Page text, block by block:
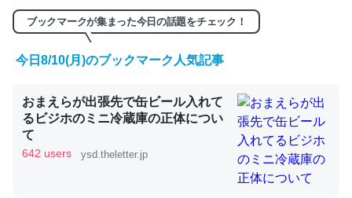
くらい。小説でいう「ずっと前の伏線」は回収されないけ
ど、短期記憶というには多い分量。進化すればするほど分
かりやすく強くなりそう
─GPTの仕組みと限界についての考察（１） - conceptualization
ブックマークが集まった今日の話題をチェック！
今日8/10(月)のブックマーク人気記事
おまえらが出張先で缶ビール入れて
るビジホのミニ冷蔵庫の正体につい
て
642 users ysd.theletter.jp